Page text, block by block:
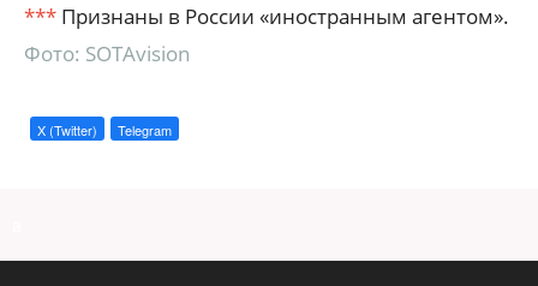
*** Признаны в России «иностранным агентом».
Фото: SOTAvision
X (Twitter) Telegram